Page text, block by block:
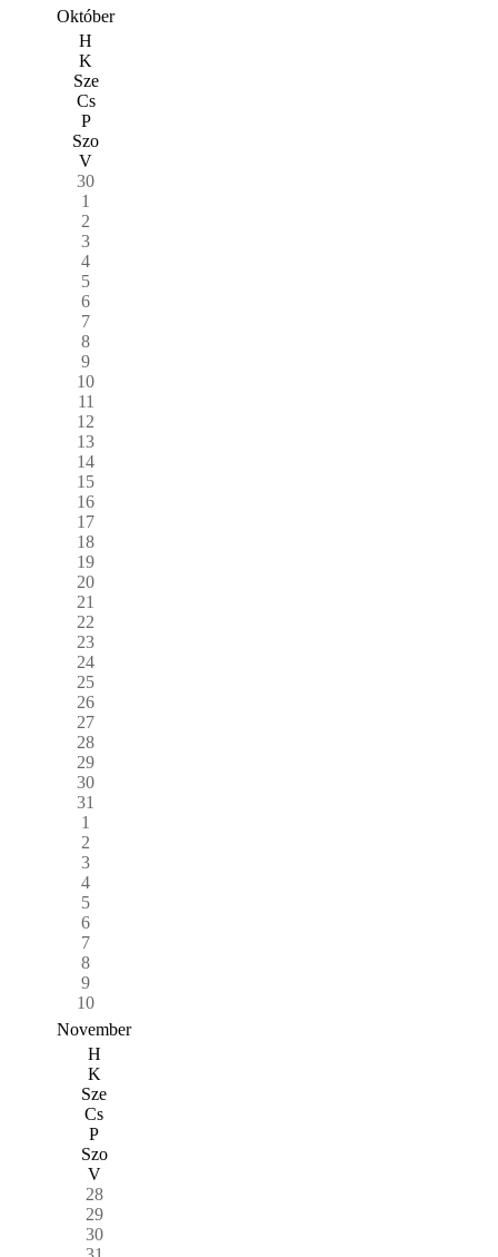
Október
H
K
Sze
Cs
P
Szo
V
30
1
2
3
4
5
6
7
8
9
10
11
12
13
14
15
16
17
18
19
20
21
22
23
24
25
26
27
28
29
30
31
1
2
3
4
5
6
7
8
9
10
November
H
K
Sze
Cs
P
Szo
V
28
29
30